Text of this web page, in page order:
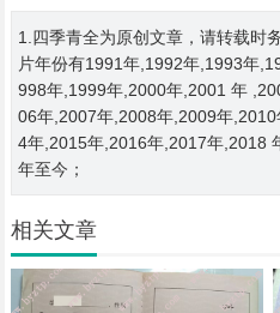
1.四季青全为原创文章，请转载时
片年份有1991年,1992年,1993年
998年,1999年,2000年,2001 年
06年,2007年,2008年,2009年
4年,2015年,2016年,2017年,2018
年至今；
相关文章